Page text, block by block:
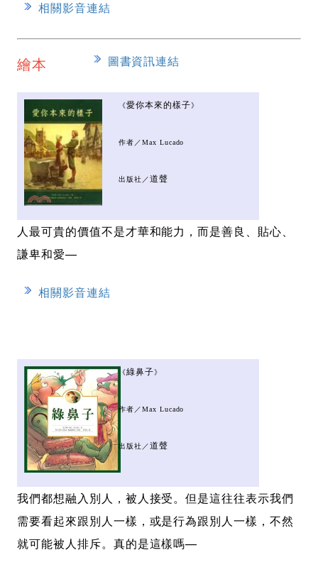
相關影音連結
繪本 圖書資訊連結
《愛你本來的樣子》
作者／Max Lucado
出版社／道聲
人最可貴的價值不是才華和能力，而是善良、貼心、
謙卑和愛—
相關影音連結
《綠鼻子》
作者／Max Lucado
出版社／道聲
我們都想融入別人，被人接受。但是這往往表示我們
需要看起來跟別人一樣，或是行為跟別人一樣，不然
就可能被人排斥。真的是這樣嗎—